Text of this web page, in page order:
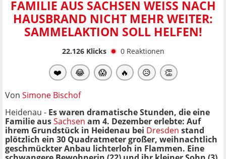
FAMILIE AUS SACHSEN WEISS NACH H
AUSBRAND NICHT MEHR WEITER: S
AMMELAKTION SOLL HELFEN!
22.126Klicks 0 Reaktionen
❤️ 😂 😱 🔥 😥 👏
Von Simone Bischof
Heidenau - Es waren dramatische Stunden, die eine
Familie ausSachsen am 4. Dezember erlebte: Auf
ihrem Grundstück in Heidenau bei Dresden stand
plötzlich ein 30 Quadratmeter großer, weihnachtlich
geschmückter Anbau lichterloh in Flammen. Eine